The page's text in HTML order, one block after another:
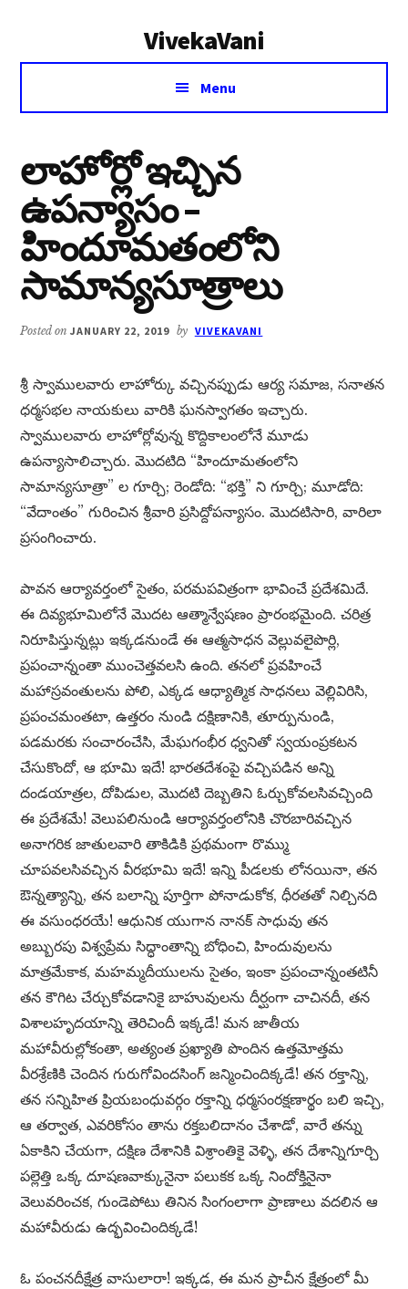
VivekaVani
Voice
Vivekananda
Menu
లాహోర్లో ఇచ్చిన
ఉపన్యాసం –
హిందూమతంలోని
సామాన్యసూత్రాలు
Posted onJANUARY 22, 2019 by VIVEKAVANI
శ్రీ స్వాములవారు లాహోర్కు వచ్చినప్పుడు ఆర్య సమాజ, సనాతన
ధర్మసభల నాయకులు వారికి ఘనస్వాగతం ఇచ్చారు.
స్వాములవారు లాహోర్లోవున్న కొద్దికాలంలోనే మూడు
ఉపన్యాసాలిచ్చారు. మొదటిది “హిందూమతంలోని
సామాన్యసూత్రా” ల గూర్చి; రెండోది: “భక్తి” ని గూర్చి; మూడోది:
“వేదాంతం” గురించిన శ్రీవారి ప్రసిద్దోపన్యాసం. మొదటిసారి, వారిలా
ప్రసంగించారు.
పావన ఆర్యావర్తంలో సైతం, పరమపవిత్రంగా భావించే ప్రదేశమిదే.
ఈ దివ్యభూమిలోనే మొదట ఆత్మాన్వేషణం ప్రారంభమైంది. చరిత్ర
నిరూపిస్తున్నట్లు ఇక్కడనుండే ఈ ఆత్మసాధన వెల్లువలైపొర్లి,
ప్రపంచాన్నంతా ముంచెత్తవలసి ఉంది. తనలో ప్రవహించే
మహాస్రవంతులను పోలి, ఎక్కడ ఆధ్యాత్మిక సాధనలు వెల్లివిరిసి,
ప్రపంచమంతటా, ఉత్తరం నుండి దక్షిణానికి, తూర్పునుండి,
పడమరకు సంచారంచేసి, మేఘగంభీర ధ్వనితో స్వయంప్రకటన
చేసుకొందో, ఆ భూమి ఇదే! భారతదేశంపై వచ్చిపడిన అన్ని
దండయాత్రల, దోపిడుల, మొదటి దెబ్బతిని ఓర్చుకోవలసివచ్చింది
ఈ ప్రదేశమే! వెలుపలినుండి ఆర్యావర్తంలోనికి చొరబారివచ్చిన
అనాగరిక జాతులవారి తాకిడికి ప్రథమంగా రొమ్ము
చూపవలసివచ్చిన వీరభూమి ఇదే! ఇన్ని పీడలకు లోనయినా, తన
ఔన్నత్యాన్ని, తన బలాన్ని పూర్తిగా పోనాడుకోక, ధీరతతో నిల్చినది
ఈ వసుంధరయే! ఆధునిక యుగాన నానక్ సాధువు తన
అబ్బురపు విశ్వప్రేమ సిద్ధాంతాన్ని బోధించి, హిందువులను
మాత్రమేకాక, మహమ్మదీయులను సైతం, ఇంకా ప్రపంచాన్నంతటినీ
తన కౌగిట చేర్చుకోవడానికై బాహువులను దీర్ఘంగా చాచినదీ, తన
విశాలహృదయాన్ని తెరిచిందీ ఇక్కడే! మన జాతీయ
మహావీరుల్లోకంతా, అత్యంత ప్రఖ్యాతి పొందిన ఉత్తమోత్తమ
వీరశ్రేణికి చెందిన గురుగోవిందసింగ్ జన్మించిందిక్కడే! తన రక్తాన్ని,
తన సన్నిహిత ప్రియబంధువర్గం రక్తాన్ని ధర్మసంరక్షణార్థం బలి ఇచ్చి,
ఆ తర్వాత, ఎవరికోసం తాను రక్తబలిదానం చేశాడో, వారే తన్ను
ఏకాకిని చేయగా, దక్షిణ దేశానికి విశ్రాంతికై వెళ్ళి, తన దేశాన్నిగూర్చి
పల్లెత్తి ఒక్క దూషణవాక్కునైనా పలుకక ఒక్క నిందోక్తినైనా
వెలువరించక, గుండెపోటు తినిన సింగంలాగా ప్రాణాలు వదలిన ఆ
మహావీరుడు ఉద్భవించిందిక్కడే!
ఓ పంచనదీక్షేత్ర వాసులారా! ఇక్కడ, ఈ మన ప్రాచీన క్షేత్రంలో మీ